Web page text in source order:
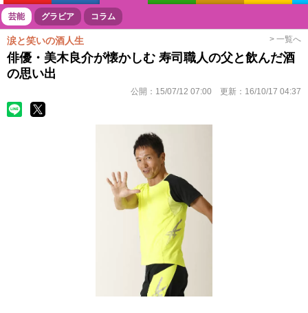
ボートレース 競輪 オートレース
芸能 グラビア コラム
涙と笑いの酒人生 > 一覧へ
俳優・美木良介が懐かしむ 寿司職人の父と飲んだ酒
の思い出
公開： 15/07/12 07:00 更新： 16/10/17 04:37